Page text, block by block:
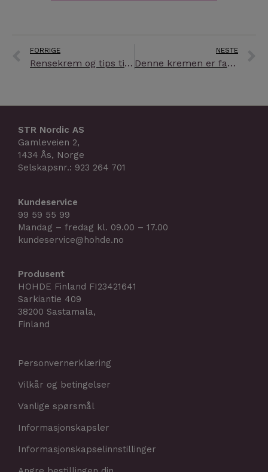
Prev
FORRIGE
Rensekrem og tips til gode rutiner
NESTE
Denne kremen er fantastisk!
STR Nordic AS
Gamleveien 2,
1434 Ås, Norge
Selskapsnr.: 923 264 701
Kundeservice
99 59 55 99
Mandag – fredag kl. 09.00 – 17.00
kundeservice@hohde.no
Produsent
HOHDE Finland FI23421641
Sarkiantie 409
38200 Sastamala,
Finland
Personvernerklæring
Vilkår og betingelser
Vanlige spørsmål
Informasjonskapsler
Informasjonskapselinnstillinger